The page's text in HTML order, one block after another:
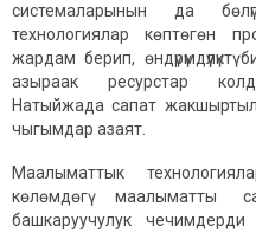
системаларынын да
технологиялар көптөгөн
жардам берип,
азыраак ресурстар
Натыйжада сапат
чыгымдар азаят.
Маалыматтык
көлөмдөгү маалыматты
башкаруучулук